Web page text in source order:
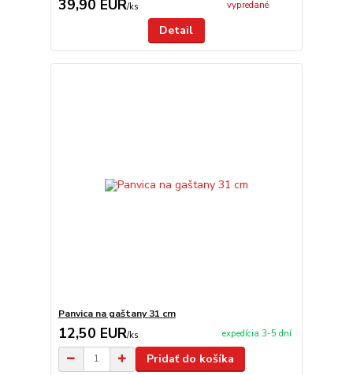
39,90 EUR/ks vypredané
Detail
Panvica na gaštany 31 cm
12,50 EUR/ks expedícia 3-5 dní
Pridať do košíka